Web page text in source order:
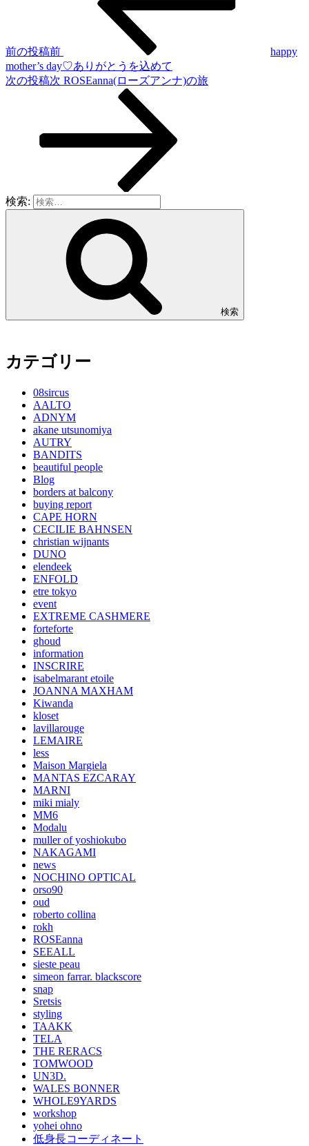
前の投稿前
happy
mother’s day♡ありがとうを込めて
次の投稿次 ROSEanna(ローズアンナ)の旅
検索:
検索
カテゴリー
08sircus
AALTO
ADNYM
akane utsunomiya
AUTRY
BANDITS
beautiful people
Blog
borders at balcony
buying report
CAPE HORN
CECILIE BAHNSEN
christian wijnants
DUNO
elendeek
ENFOLD
etre tokyo
event
EXTREME CASHMERE
forteforte
ghoud
information
INSCRIRE
isabelmarant etoile
JOANNA MAXHAM
Kiwanda
kloset
lavillarouge
LEMAIRE
less
Maison Margiela
MANTAS EZCARAY
MARNI
miki mialy
MM6
Modalu
muller of yoshiokubo
NAKAGAMI
news
NOCHINO OPTICAL
orso90
oud
roberto collina
rokh
ROSEanna
SEEALL
sieste peau
simeon farrar. blackscore
snap
Sretsis
styling
TAAKK
TELA
THE RERACS
TOMWOOD
UN3D.
WALES BONNER
WHOLE9YARDS
workshop
yohei ohno
低身長コーディネート